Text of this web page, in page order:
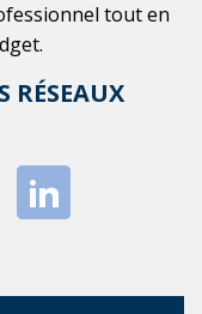
tout en
RÉSEAUX